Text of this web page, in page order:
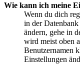
Wie kann ich meine
Wenn du dich
in der Datenbank
ändern, gehe in
wird meist oben
Benutzernamen
Einstellungen